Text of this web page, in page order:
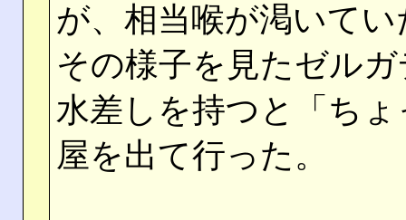
が、相当喉が渇いて
その様子を見たゼル
水差しを持つと「ち
屋を出て行った。